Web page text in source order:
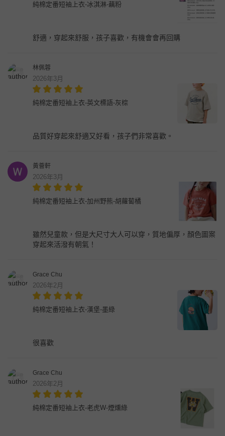
純棉定番短袖上衣-冰淇淋-藕粉
舒適，穿起來舒服，孩子喜歡，有機會會再回購
林佩蓉
2026年3月
純棉定番短袖上衣-英文標語-灰棕
品質好穿起來舒適又好看，孩子們非常喜歡。
黃薈軒
2026年3月
純棉定番短袖上衣-加州野熊-胡蘿蔔橘
雖然兒童款，但是大尺寸大人可以穿，質地偏厚，顏色圖案
穿起來活潑有朝氣！
Grace Chu
2026年2月
純棉定番短袖上衣-漢堡-墨綠
很喜歡
Grace Chu
2026年2月
純棉定番短袖上衣-老虎W-煙燻綠